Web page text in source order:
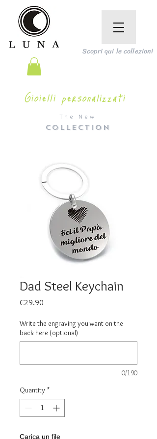
The New
COLLECTION
Scopri qui le collezioni
Gioielli personalizzati
Dad Steel Keychain
€29.90
Write the engraving you want on the
back here (optional)
0/190
Quantity *
Carica un file